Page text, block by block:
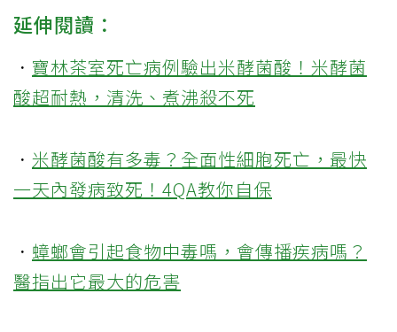
延伸閱讀：
． 寶林茶室死亡病例驗出米酵菌酸！米酵菌
酸超耐熱，清洗、煮沸殺不死
． 米酵菌酸有多毒？全面性細胞死亡，最快
一天內發病致死！4QA教你自保
． 蟑螂會引起食物中毒嗎，會傳播疾病嗎？
醫指出它最大的危害